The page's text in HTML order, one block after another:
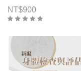
NT$900